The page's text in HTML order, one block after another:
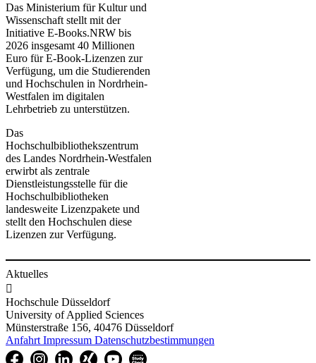
Das Ministerium für Kultur und
Wissenschaft stellt mit der
Initiative E-Books.NRW bis
2026 insgesamt 40 Millionen
Euro für E-Book-Lizenzen zur
Verfügung, um die Studierenden
und Hochschulen in Nordrhein-
Westfalen im digitalen
Lehrbetrieb zu unterstützen.
Das
Hochschulbibliothekszentrum
des Landes Nordrhein-Westfalen
erwirbt als zentrale
Dienstleistungsstelle für die
Hochschulbibliotheken
landesweite Lizenzpakete und
stellt den Hochschulen diese
Lizenzen zur Verfügung.
Aktuelles

Hochschule Düsseldorf
University of Applied Sciences
Münsterstraße 156, 40476 Düsseldorf
Anfahrt Impressum Datenschutzbestimmungen